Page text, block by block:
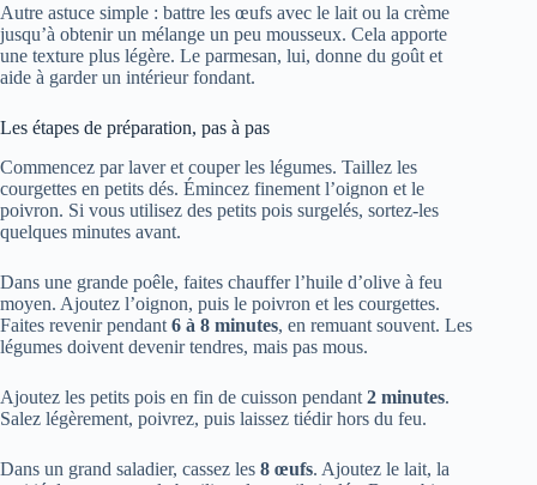
Autre astuce simple : battre les œufs avec le lait ou la crème
jusqu’à obtenir un mélange un peu mousseux. Cela apporte
une texture plus légère. Le parmesan, lui, donne du goût et
aide à garder un intérieur fondant.
Les étapes de préparation, pas à pas
Commencez par laver et couper les légumes. Taillez les
courgettes en petits dés. Émincez finement l’oignon et le
poivron. Si vous utilisez des petits pois surgelés, sortez-les
quelques minutes avant.
Dans une grande poêle, faites chauffer l’huile d’olive à feu
moyen. Ajoutez l’oignon, puis le poivron et les courgettes.
Faites revenir pendant 6 à 8 minutes, en remuant souvent. Les
légumes doivent devenir tendres, mais pas mous.
Ajoutez les petits pois en fin de cuisson pendant 2 minutes.
Salez légèrement, poivrez, puis laissez tiédir hors du feu.
Dans un grand saladier, cassez les 8 œufs. Ajoutez le lait, la